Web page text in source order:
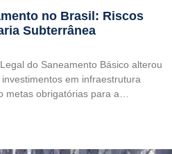
no Brasil: Riscos
Subterrânea
do Saneamento Básico alterou
em infraestrutura
metas obrigatórias para a…